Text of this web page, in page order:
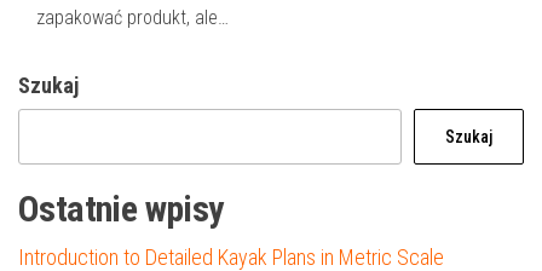
zapakować produkt, ale…
Szukaj
Szukaj
Ostatnie wpisy
Introduction to Detailed Kayak Plans in Metric Scale